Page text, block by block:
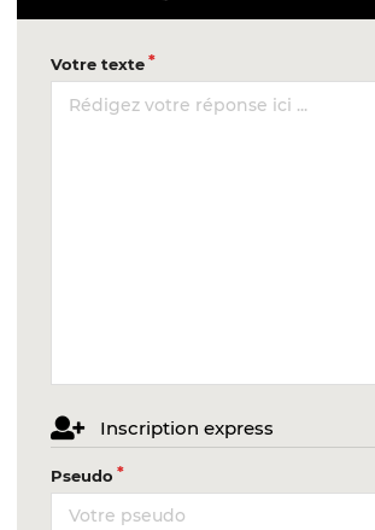
Votre texte
Inscription express
Pseudo